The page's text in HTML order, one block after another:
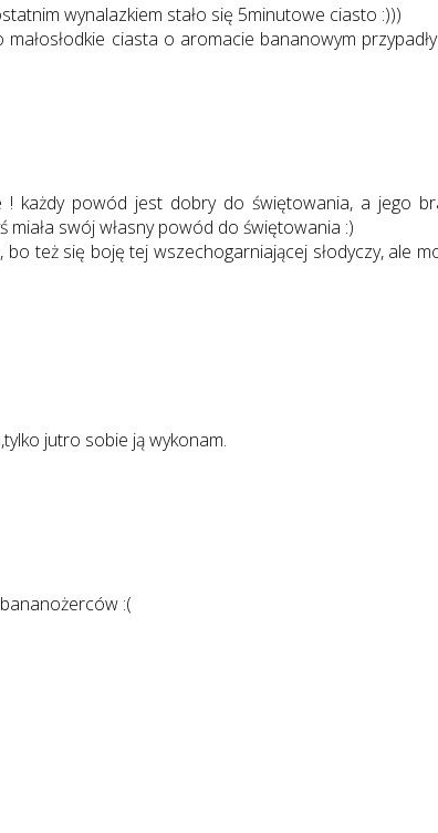
wynalazkiem stało się 5minutowe ciasto :)))
ciasta o aromacie bananowym
! każdy powód jest dobry do świętowania, a jego
swój własny powód do świętowania :)
bo też się boję tej wszechogarniającej słodyczy, ale
jutro sobie ją wykonam.
bananożerców :(